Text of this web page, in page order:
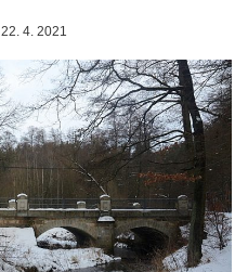
22. 4. 2021